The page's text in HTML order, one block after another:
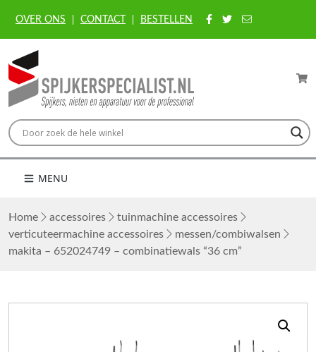
OVER ONS CONTACT BESTELLEN
MENU
Home accessoires
tuinmachine accessoires
verticuteermachine accessoires
messen/combiwalsen
makita – 652024749 – combinatiewals “36 cm”